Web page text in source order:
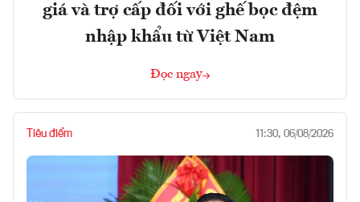
giá và trợ cấp đối với ghế bọc đệm
nhập khẩu từ Việt Nam
Đọc ngay
Tiêu điểm 11:30, 06/08/2026